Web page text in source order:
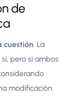
de
cuestión. La
pero si ambos
modificación.